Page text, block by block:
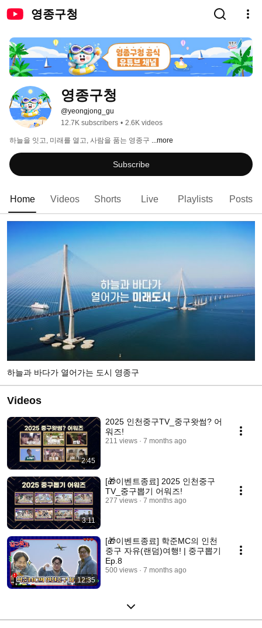
영종구청
영종구청
@yeongjong_gu
12.7K subscribers • 2.6K videos
하늘을 잇고, 미래를 열고, 사람을 품는 영종구 ...more
Subscribe
Home Videos Shorts Live Playlists Posts
하늘과 바다가 열어가는 도시 영종구
Videos
2:45
2025 인천중구TV_중구왓썸? 어
워즈!
211 views 7 months ago
3:11
[🎁이벤트종료] 2025 인천중구
TV_중구뽑기 어워즈!
277 views 7 months ago
12:35
[🎁이벤트종료] 학준MC의 인천
중구 자유(랜덤)여행! | 중구뽑기
Ep.8
500 views 7 months ago